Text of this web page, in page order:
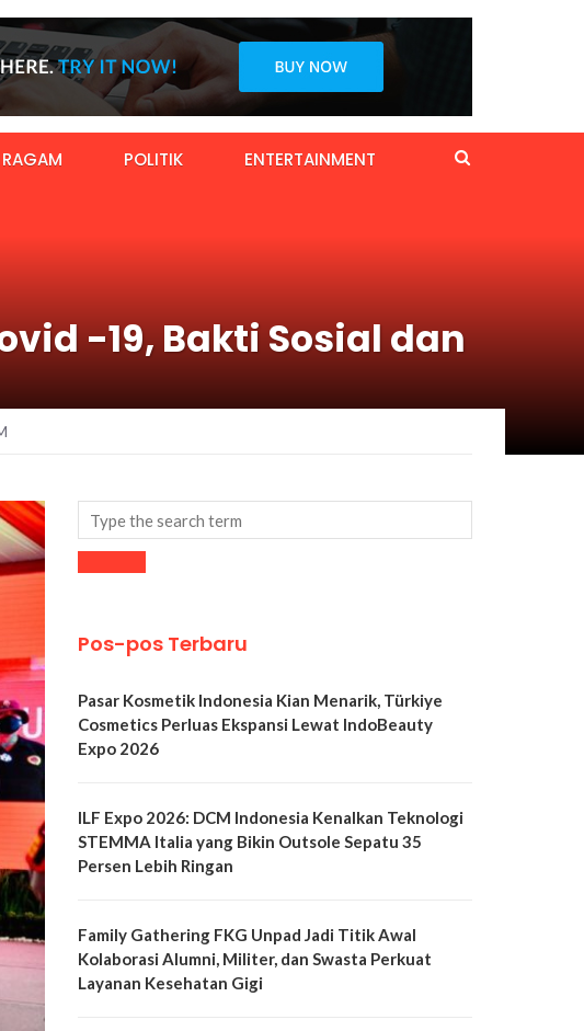
RAGAM POLITIK ENTERTAINMENT
-19, Bakti Sosial dan
Pos-pos Terbaru
Pasar Kosmetik Indonesia Kian Menarik, Türkiye
Cosmetics Perluas Ekspansi Lewat IndoBeauty
Expo 2026
ILF Expo 2026: DCM Indonesia Kenalkan Teknologi
STEMMA Italia yang Bikin Outsole Sepatu 35
Persen Lebih Ringan
Family Gathering FKG Unpad Jadi Titik Awal
Kolaborasi Alumni, Militer, dan Swasta Perkuat
Layanan Kesehatan Gigi